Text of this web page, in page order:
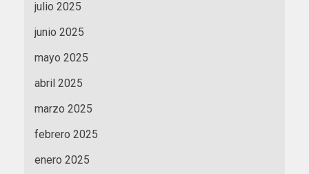
julio 2025
junio 2025
mayo 2025
abril 2025
marzo 2025
febrero 2025
enero 2025